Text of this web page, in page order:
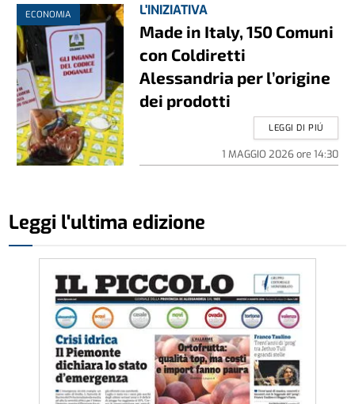
ECONOMIA L'INIZIATIVA
Made in Italy, 150 Comuni
con Coldiretti
Alessandria per l’origine
dei prodotti
1 MAGGIO 2026ore 14:30
LEGGI DI PIÚ
Leggi l'ultima edizione